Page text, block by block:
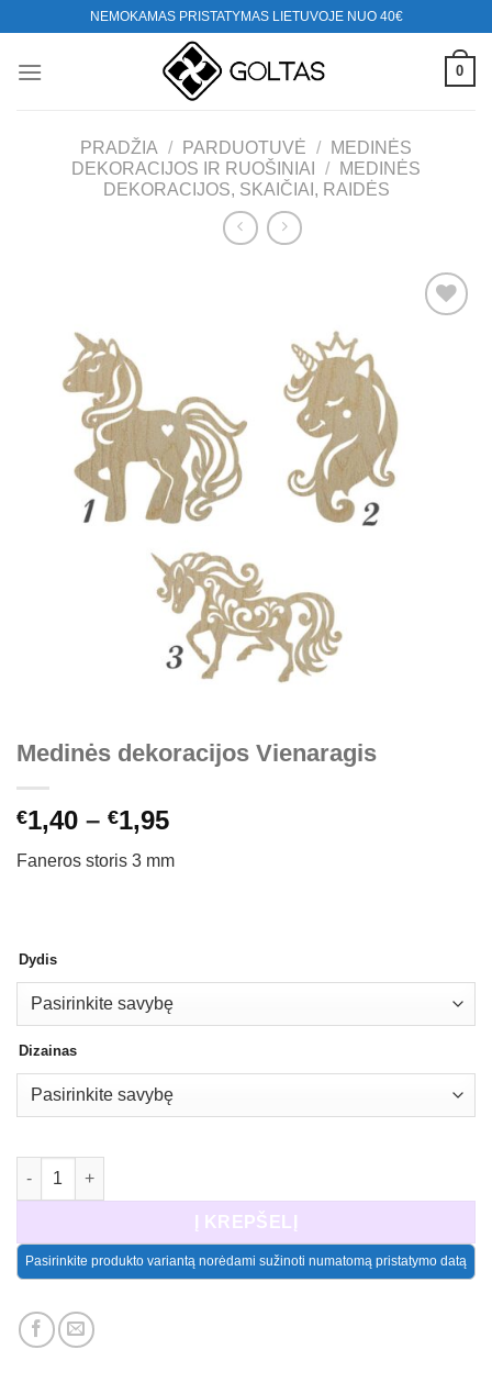
content
NEMOKAMAS PRISTATYMAS LIETUVOJE NUO 40€
0
PRADŽIA / PARDUOTUVĖ /
MEDINĖS
DEKORACIJOS IR RUOŠINIAI
/
MEDINĖS
DEKORACIJOS, SKAIČIAI, RAIDĖS
Mėgstamiausias
Medinės dekoracijos Vienaragis
€1,40 – €1,95Price
€1,40
Faneros storis 3 mm
Dydis
Dizainas
produkto kiekis: Medinės dekoracijos Vienaragis
Į KREPŠELĮ
Pasirinkite produkto variantą norėdami sužinoti numatomą pristatymo datą